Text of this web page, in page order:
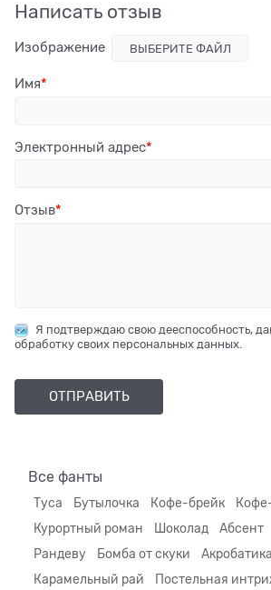
Написать отзыв
Изображение ВЫБЕРИТЕ ФАЙЛ
Имя
Электронный адрес
Отзыв
Я подтверждаю свою дееспособность,
обработку своих персональных данных.
Все фанты
Туса Бутылочка Кофе-брейк
Курортный роман
Шоколад Абсент
Рандеву
Бомба от скуки
Карамельный рай
Постельная